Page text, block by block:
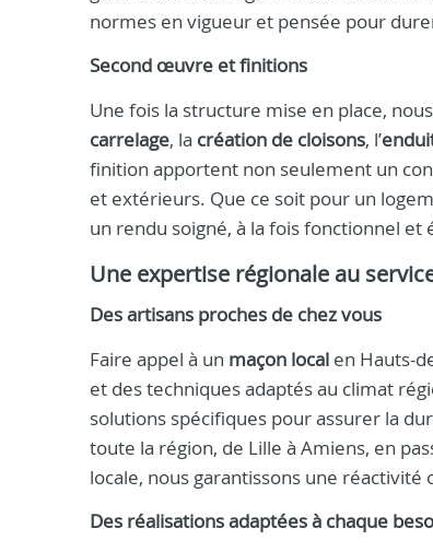
normes en vigueur et pensée pour
Second œuvre et finitions
Une fois la structure mise en place,
carrelage, la création de cloisons, l’
finition apportent non seulement un
et extérieurs. Que ce soit pour un
un rendu soigné, à la fois fonctionnel et
Une expertise régionale au
Des artisans proches de chez vous
Faire appel à un maçon local en Hauts-
et des techniques adaptés au climat
solutions spécifiques pour assurer la
toute la région, de Lille à Amiens, en
locale, nous garantissons une
Des réalisations adaptées à chaque